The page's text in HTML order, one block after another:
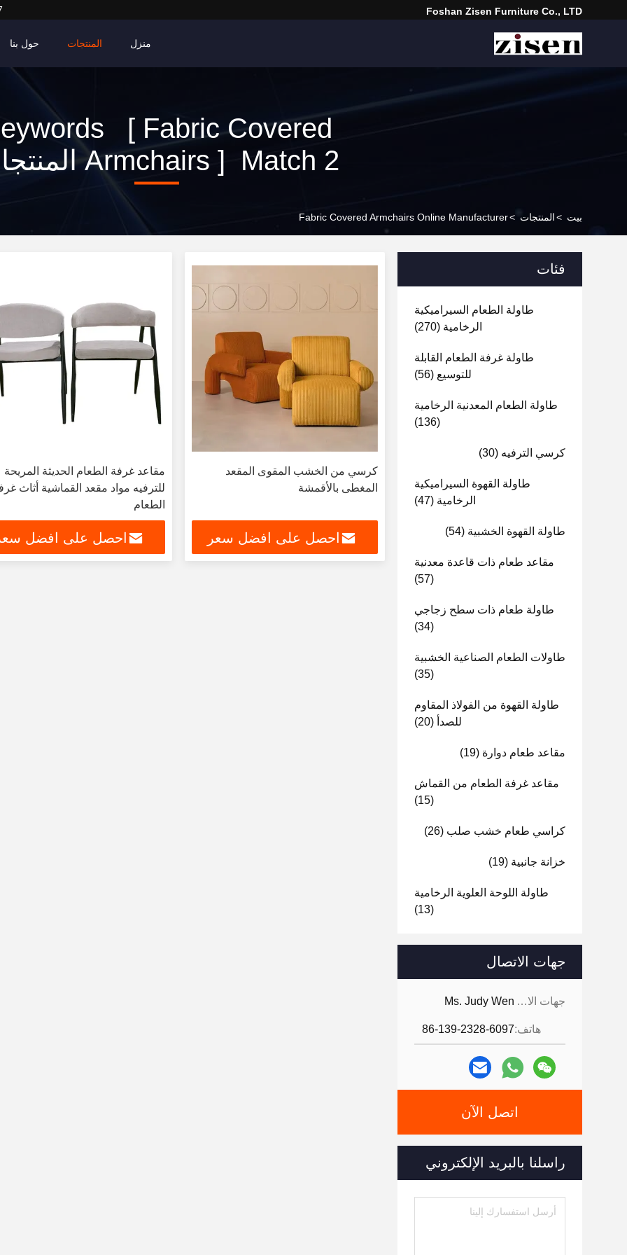
Foshan Zisen Furniture Co., LTD
منزل المنتجات حول بنا
[ Fabric Covered
Armchairs ] Match 2 المنتجات
بيت >المنتجات >
Fabric Covered Armchairs Online Manufacturer
فئات
طاولة الطعام السيراميكية
الرخامية (270)
طاولة غرفة الطعام القابلة
للتوسيع (56)
طاولة الطعام المعدنية الرخامية
(136)
كرسي الترفيه (30)
طاولة القهوة السيراميكية
الرخامية (47)
طاولة القهوة الخشبية (54)
مقاعد طعام ذات قاعدة معدنية
(57)
طاولة طعام ذات سطح زجاجي
(34)
طاولات الطعام الصناعية الخشبية
(35)
طاولة القهوة من الفولاذ المقاوم
للصدأ (20)
مقاعد طعام دوارة (19)
مقاعد غرفة الطعام من القماش
(15)
كراسي طعام خشب صلب (26)
خزانة جانبية (19)
طاولة اللوحة العلوية الرخامية
(13)
جهات الاتصال
جهات الاتصال: Ms. Judy Wen
هاتف:86-139-2328-6097
اتصل الآن
راسلنا بالبريد الإلكتروني
كرسي من الخشب المقوى المقعد
المغطى بالأقمشة
احصل على افضل سعر
مقاعد غرفة الطعام الحديثة المريحة
للترفيه مواد مقعد القماشية أثاث
الطعام
احصل على افضل